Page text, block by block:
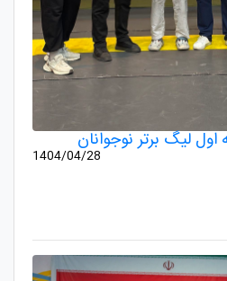
لیگ برتر نوجوانان
1404/04/28